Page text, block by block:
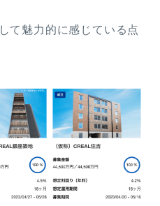
て魅力的に感じている点